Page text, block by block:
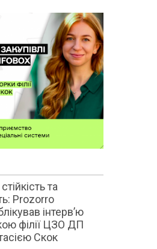
та
Prozorro
інтерв’ю
філії ЦЗО ДП
Скок